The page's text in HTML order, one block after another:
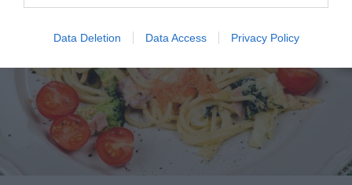
Data Deletion Data Access Privacy Policy